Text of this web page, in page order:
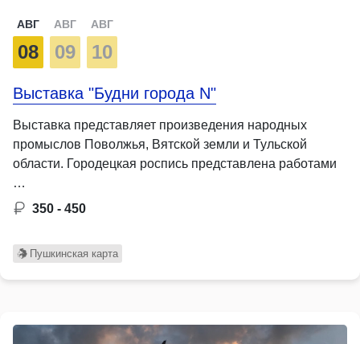
АВГ
08
АВГ
09
АВГ
10
Выставка "Будни города N"
Выставка представляет произведения народных
промыслов Поволжья, Вятской земли и Тульской
области. Городецкая роспись представлена работами
…
350 - 450
Пушкинская карта